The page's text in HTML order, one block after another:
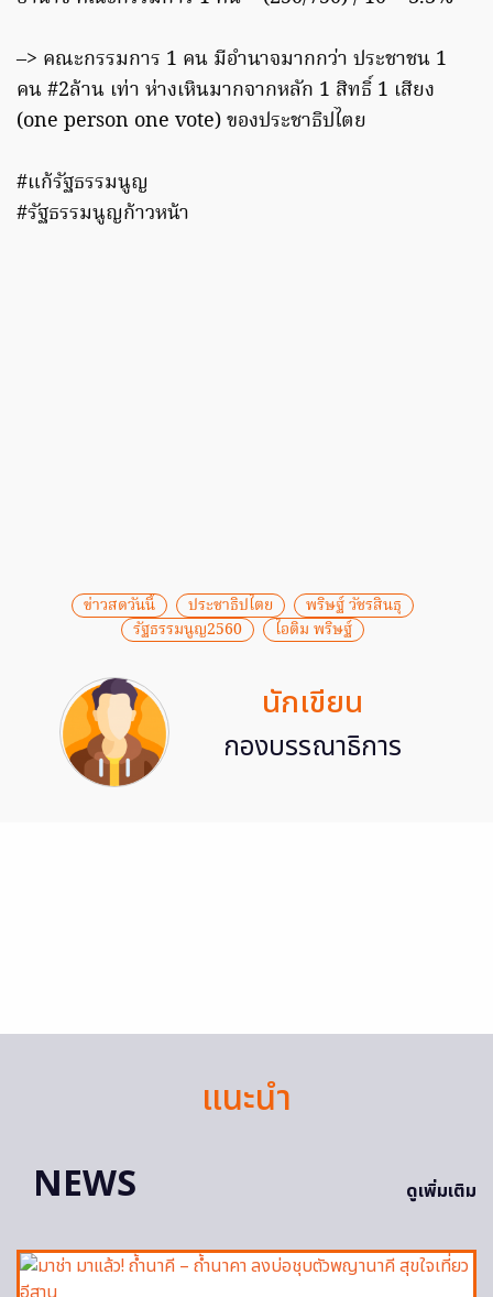
–> คณะกรรมการ 1 คน มีอำนาจมากกว่า ประชาชน 1
คน #2ล้าน เท่า ห่างเหินมากจากหลัก 1 สิทธิ์ 1 เสียง
(one person one vote) ของประชาธิปไตย
#แก้รัฐธรรมนูญ
#รัฐธรรมนูญก้าวหน้า
ข่าวสดวันนี้ ประชาธิปไตย
พริษฐ์ วัชรสินธุ
รัฐธรรมนูญ2560
ไอติม พริษฐ์
นักเขียน
กองบรรณาธิการ
แนะนำ
NEWS
ดูเพิ่มเติม